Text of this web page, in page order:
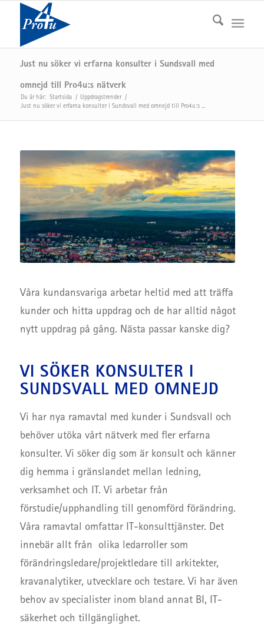
Just nu söker vi erfarna konsulter i Sundsvall med
omnejd till Pro4u:s nätverk
Du är här: Startsida / Uppdragstrender /
Just nu söker vi erfarna konsulter i Sundsvall med omnejd till Pro4u:s ...
Våra kundansvariga arbetar heltid med att träffa
kunder och hitta uppdrag och de har alltid något
nytt uppdrag på gång. Nästa passar kanske dig?
VI SÖKER KONSULTER I
SUNDSVALL MED OMNEJD
Vi har nya ramavtal med kunder i Sundsvall och
behöver utöka vårt nätverk med fler erfarna
konsulter. Vi söker dig som är konsult och känner
dig hemma i gränslandet mellan ledning,
verksamhet och IT. Vi arbetar från
förstudie/upphandling till genomförd förändring.
Våra ramavtal omfattar IT-konsulttjänster. Det
innebär allt från olika ledarroller som
förändringsledare/projektledare till arkitekter,
kravanalytiker, utvecklare och testare. Vi har även
behov av specialister inom bland annat BI, IT-
säkerhet och tillgänglighet.